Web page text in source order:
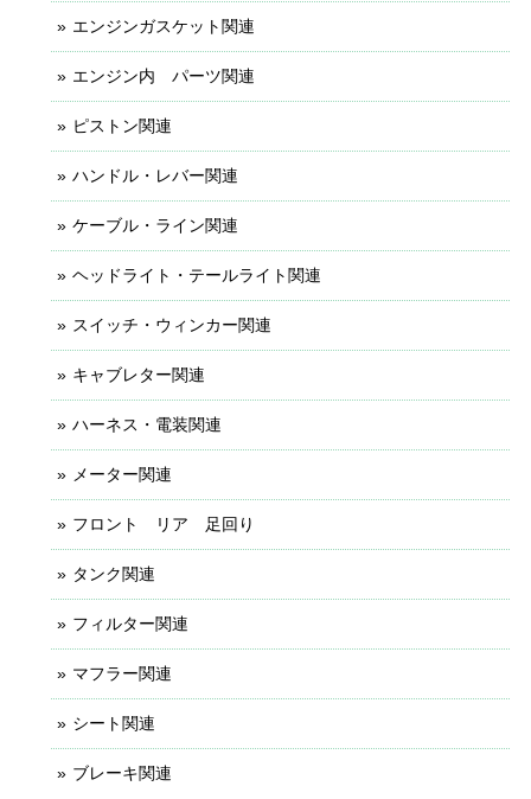
エンジンガスケット関連
エンジン内 パーツ関連
ピストン関連
ハンドル・レバー関連
ケーブル・ライン関連
ヘッドライト・テールライト関連
スイッチ・ウィンカー関連
キャブレター関連
ハーネス・電装関連
メーター関連
フロント リア 足回り
タンク関連
フィルター関連
マフラー関連
シート関連
ブレーキ関連